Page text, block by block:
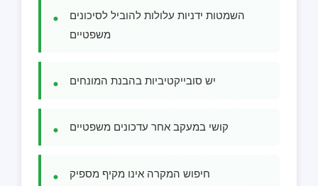
השמטות ידניות עלולות להוביל לסיכונים
משפטיים
יש סובייקטיביות בהבנת המונחים
קושי במעקב אחר עדכונים משפטיים
חיפוש המקרה אינו מקיף מספיק